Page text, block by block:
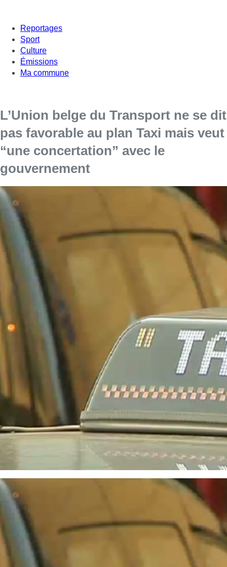
Reportages
Sport
Culture
Émissions
Ma commune
L’Union belge du Transport ne se dit
pas favorable au plan Taxi mais veut
“une concertation” avec le
gouvernement